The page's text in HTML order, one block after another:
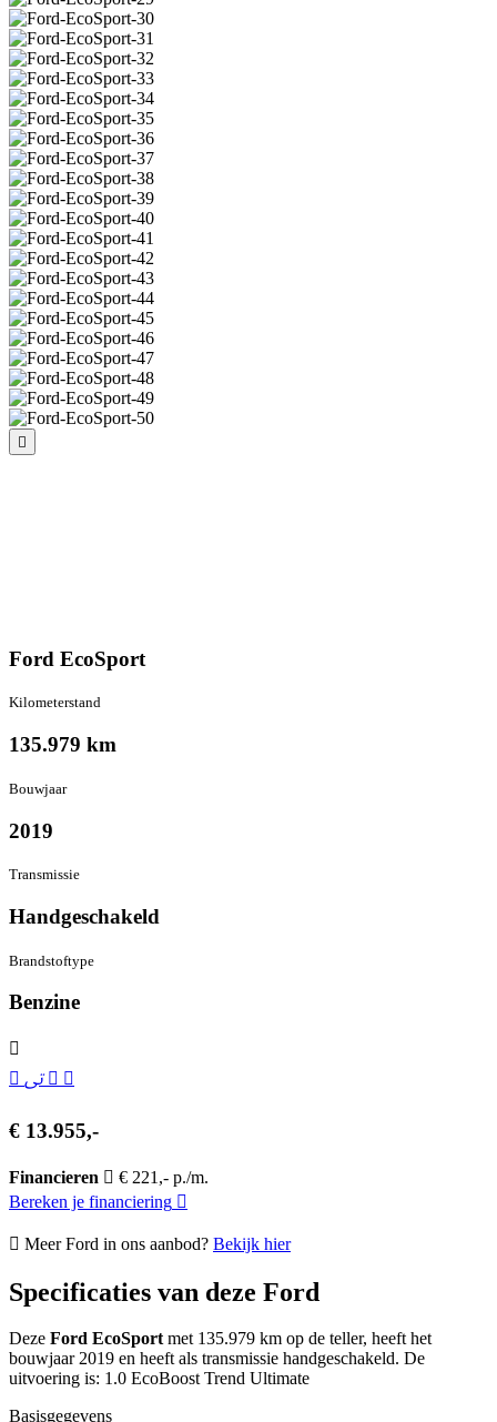
Ford EcoSport
Kilometer­stand
135.979 km
Bouwjaar
2019
Transmissie
Hand­geschakeld
Brandstof­type
Benzine
€ 13.955,-
Financieren
€ 221,- p./m.
Bereken je financiering
Meer Ford in ons aanbod? Bekijk hier
Specificaties van deze Ford
Deze Ford EcoSportmet 135.979 km op de teller, heeft het
bouwjaar 2019 en heeft als transmissie handgeschakeld. De
uitvoering is: 1.0 EcoBoost Trend Ultimate
Basisgegevens